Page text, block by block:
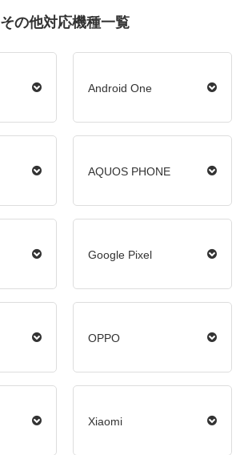
その他対応機種一覧
Android One
AQUOS PHONE
Google Pixel
OPPO
Xiaomi